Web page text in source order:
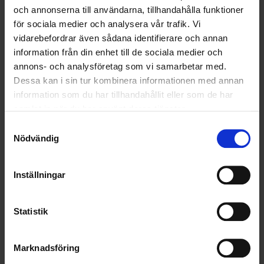
och annonserna till användarna, tillhandahålla funktioner
för sociala medier och analysera vår trafik. Vi
vidarebefordrar även sådana identifierare och annan
information från din enhet till de sociala medier och
annons- och analysföretag som vi samarbetar med.
Dessa kan i sin tur kombinera informationen med annan
information som du har tillhandahållit eller som de har
Nödvändig
Inställningar
Statistik
Marknadsföring
2025-03-28
Ohlssons i nytt flerårigt avtal med Staffanstorps
kommun
LÄS MER
2025-03-21
LÄS MER
2025-02-26
LÄS MER
2024-11-18